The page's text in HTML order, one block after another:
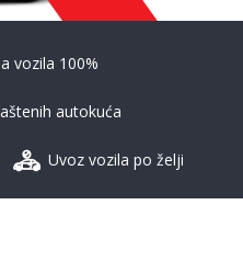
vozila 100%
autokuća
Uvoz vozila po želji